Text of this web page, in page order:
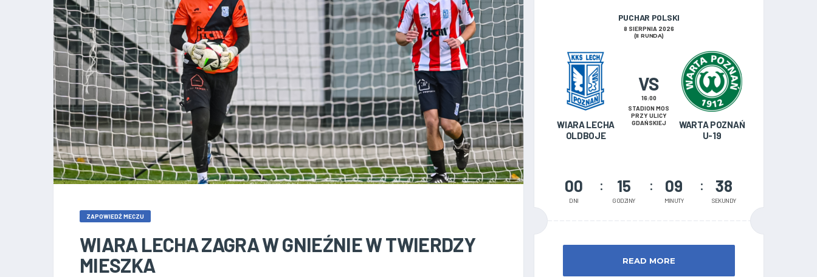
ZAPOWIEDŹ MECZU
WIARA LECHA ZAGRA W GNIEŹNIE W TWIERDZY
MIESZKA
PUCHAR POLSKI
8 SIERPNIA 2026
(II RUNDA)
WIARA LECHA
OLDBOJE
WARTA POZNAŃ
U-19
VS
16:00
STADION MOS
PRZY ULICY
GDAŃSKIEJ
00
DNI
15
GODZINY
09
MINUTY
37
SEKUNDY
READ MORE